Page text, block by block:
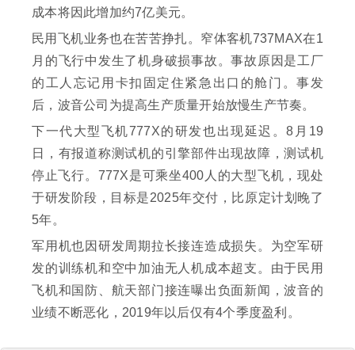
成本将因此增加约7亿美元。
民用飞机业务也在苦苦挣扎。窄体客机737MAX在1
月的飞行中发生了机身破损事故。事故原因是工厂
的工人忘记用卡扣固定住紧急出口的舱门。事发
后，波音公司为提高生产质量开始放慢生产节奏。
下一代大型飞机777X的研发也出现延迟。8月19
日，有报道称测试机的引擎部件出现故障，测试机
停止飞行。777X是可乘坐400人的大型飞机，现处
于研发阶段，目标是2025年交付，比原定计划晚了
5年。
军用机也因研发周期拉长接连造成损失。为空军研
发的训练机和空中加油无人机成本超支。由于民用
飞机和国防、航天部门接连曝出负面新闻，波音的
业绩不断恶化，2019年以后仅有4个季度盈利。